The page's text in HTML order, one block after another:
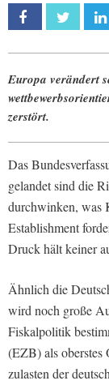
Facebook Twitter
Europa verändert
zerstört.
Das
gelandet sind die
durchwinken, was
Establishment
Druck hält keiner
Ähnlich die
wird noch große
Fiskalpolitik
(EZB) als oberstes
zulasten der